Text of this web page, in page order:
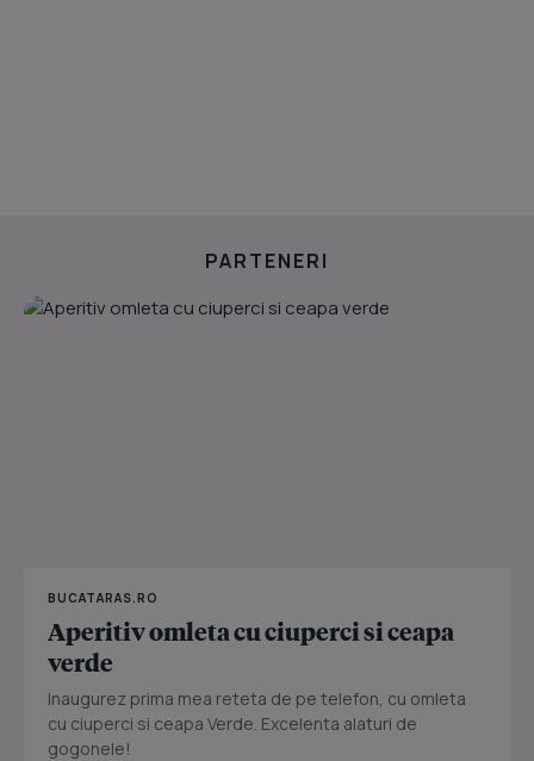
PARTENERI
BUCATARAS.RO
Aperitiv omleta cu ciuperci si ceapa
verde
Inaugurez prima mea reteta de pe telefon, cu omleta
cu ciuperci si ceapa Verde. Excelenta alaturi de
gogonele!